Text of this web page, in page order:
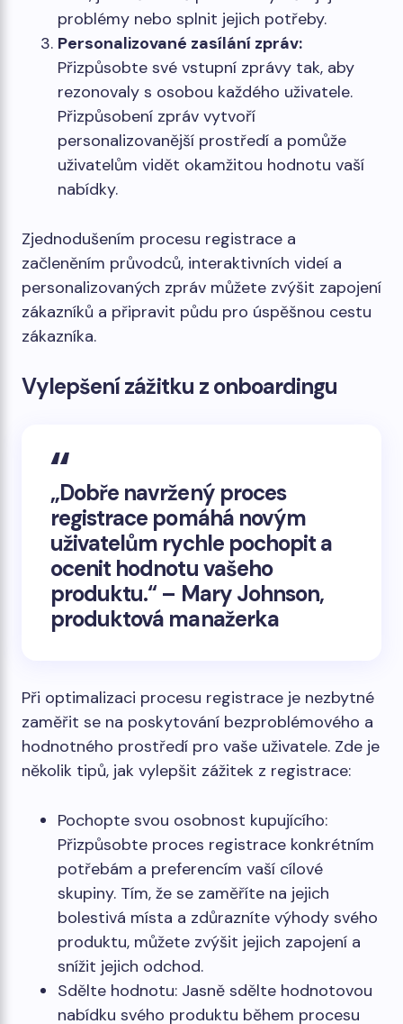
problémy nebo splnit jejich potřeby.
Personalizované zasílání zpráv:
Přizpůsobte své vstupní zprávy tak, aby
rezonovaly s osobou každého uživatele.
Přizpůsobení zpráv vytvoří
personalizovanější prostředí a pomůže
uživatelům vidět okamžitou hodnotu vaší
nabídky.
Zjednodušením procesu registrace a
začleněním průvodců, interaktivních videí a
personalizovaných zpráv můžete zvýšit zapojení
zákazníků a připravit půdu pro úspěšnou cestu
zákazníka.
Vylepšení zážitku z onboardingu
„Dobře navržený proces
registrace pomáhá novým
uživatelům rychle pochopit a
ocenit hodnotu vašeho
produktu.“ – Mary Johnson,
produktová manažerka
Při optimalizaci procesu registrace je nezbytné
zaměřit se na poskytování bezproblémového a
hodnotného prostředí pro vaše uživatele. Zde je
několik tipů, jak vylepšit zážitek z registrace:
Pochopte svou osobnost kupujícího:
Přizpůsobte proces registrace konkrétním
potřebám a preferencím vaší cílové
skupiny. Tím, že se zaměříte na jejich
bolestivá místa a zdůrazníte výhody svého
produktu, můžete zvýšit jejich zapojení a
snížit jejich odchod.
Sdělte hodnotu: Jasně sdělte hodnotovou
nabídku svého produktu během procesu